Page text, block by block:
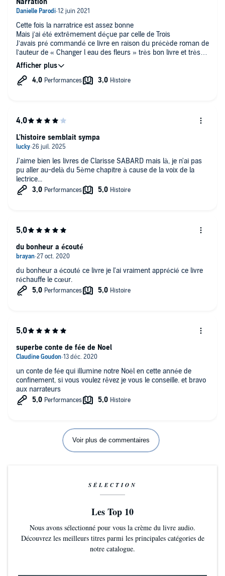
Cette fois la narratrice est assez bonne
Mais j’ai été extrêmement déçue par celle de Trois
J’avais pré commandé ce livre en raison du précède roman de
l’auteur de « Changer l eau des fleurs » très bon livre et très
bonne narratrice
Pour Trois, je ne suis pas allée au delà de quelques chapitres
tellement la narratrice au ton monocorde et sans conviction est
Bien cordialement. Danielle Parodi
J'aime bien les livres de Clarisse SABARD mais là, je n'ai pas
pu aller au-delà du 5ème chapitre à cause de la voix de la
lectrice...
L'histoire semblait sympa
du bonheur a écouté ce livre je l'ai vraiment apprécié ce livre
réchauffe le cœur.
du bonheur a écouté
un conte de fée qui illumine notre Noël en cette année de
confinement, si vous voulez rêvez je vous le conseille. et bravo
aux narrateurs
superbe conte de fée de Noel
Voir plus de commentaires
SÉLECTION
Les Top 10
Nous avons sélectionné pour vous la crème du livre audio.
Découvrez les meilleurs titres parmi les principales catégories de
notre catalogue.